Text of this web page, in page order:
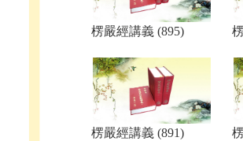
楞嚴經講義 (895)
楞嚴經講義 (891)